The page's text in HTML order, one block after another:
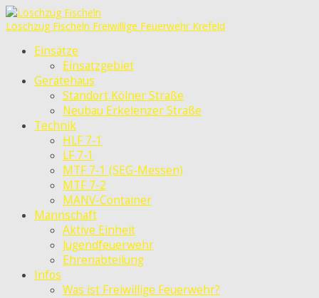
Löschzug Fischeln Freiwillige Feuerwehr Krefeld
Einsätze
Einsatzgebiet
Gerätehaus
Standort Kölner Straße
Neubau Erkelenzer Straße
Technik
HLF 7-1
LF 7-1
MTF 7-1 (SEG-Messen)
MTF 7-2
MANV-Container
Mannschaft
Aktive Einheit
Jugendfeuerwehr
Ehrenabteilung
Infos
Was ist Freiwillige Feuerwehr?